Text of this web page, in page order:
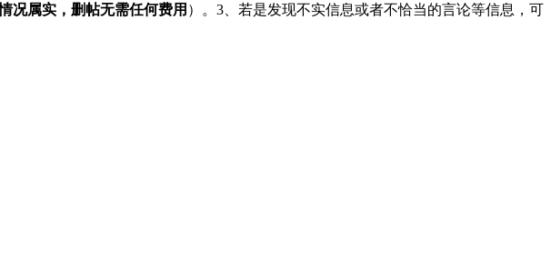
况属实，删帖无需任何费用 ）。3、若是发现不实信息或者不恰当的言论等信息，可